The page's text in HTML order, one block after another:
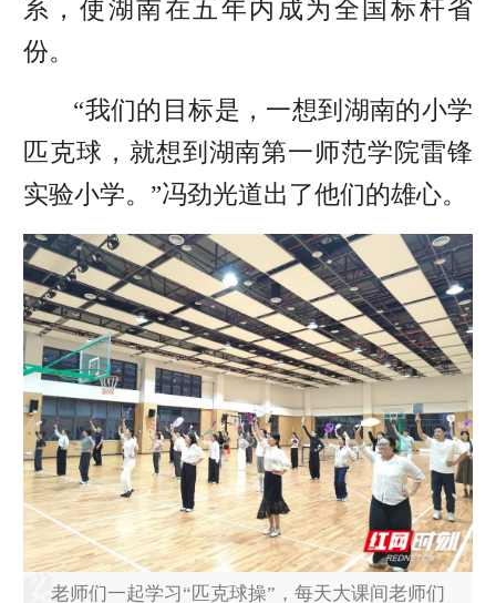
系，使湖南在五年内成为全国标杆省
份。
“我们的目标是，一想到湖南的小学
匹克球，就想到 湖南第一师范学院雷锋
实验小学。”冯劲光道出了他们的雄心。
老师们一起学习“匹克球操”，每天大课间老师们